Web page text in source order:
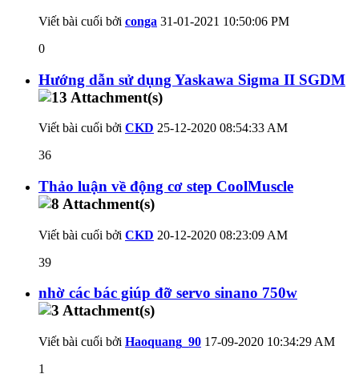
Viết bài cuối bởi conga 31-01-2021 10:50:06 PM
0
Hướng dẫn sử dụng Yaskawa Sigma II SGDM
Viết bài cuối bởi CKD 25-12-2020 08:54:33 AM
36
Thảo luận về động cơ step CoolMuscle
Viết bài cuối bởi CKD 20-12-2020 08:23:09 AM
39
nhờ các bác giúp đỡ servo sinano 750w
Viết bài cuối bởi Haoquang_90 17-09-2020 10:34:29 AM
1